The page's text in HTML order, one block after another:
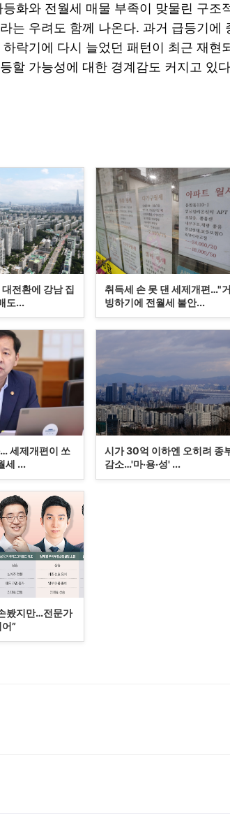
화와 전월세 매물 부족이 맞물린 구조
는 우려도 함께 나온다. 과거 급등기에
락기에 다시 늘었던 패턴이 최근 재현
할 가능성에 대한 경계감도 커지고 있
전환에 강남 집
도...
취득세 손 못 댄 세제개편…"
빙하기에 전월세 불안...
세제개편이 쏘
세 ...
시가 30억 이하엔 오히려 종
감소…'마·용·성' ...
봤지만…전문가
”